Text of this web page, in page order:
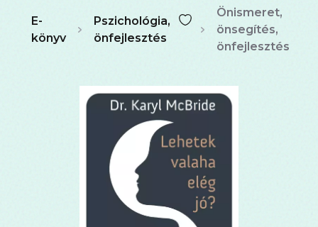
E-
könyv
Pszichológia,
önfejlesztés
Önismeret,
önsegítés,
önfejlesztés